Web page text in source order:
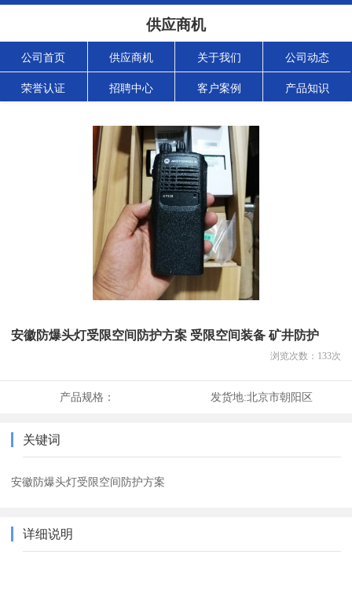
供应商机
公司首页 供应商机 关于我们 公司动态
荣誉认证 招聘中心 客户案例 产品知识
安徽防爆头灯受限空间防护方案 受限空间装备 矿井防护
浏览次数： 133次
产品规格： 发货地:北京市朝阳区
关键词
安徽防爆头灯受限空间防护方案
详细说明